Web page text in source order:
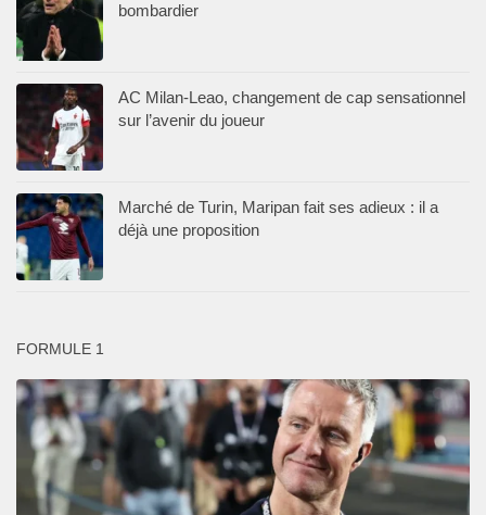
bombardier
AC Milan-Leao, changement de cap sensationnel
sur l’avenir du joueur
Marché de Turin, Maripan fait ses adieux : il a
déjà une proposition
FORMULE 1